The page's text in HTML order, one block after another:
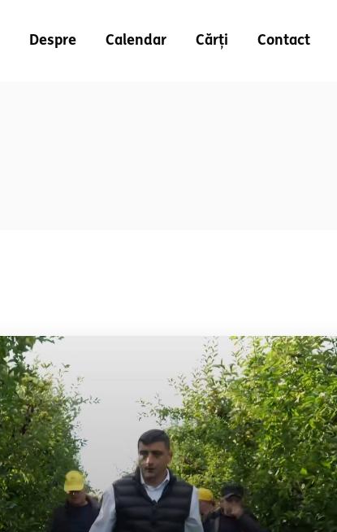
Despre Calendar Cărți Contact